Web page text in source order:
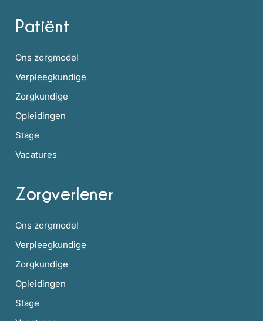
Patiënt
Ons zorgmodel
Verpleegkundige
Zorgkundige
Opleidingen
Stage
Vacatures
Zorgverlener
Ons zorgmodel
Verpleegkundige
Zorgkundige
Opleidingen
Stage